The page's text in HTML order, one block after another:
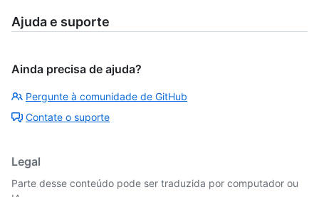
Ajuda e suporte
Ainda precisa de ajuda?
Pergunte à comunidade de GitHub
Contate o suporte
Legal
Parte desse conteúdo pode ser traduzida por computador ou